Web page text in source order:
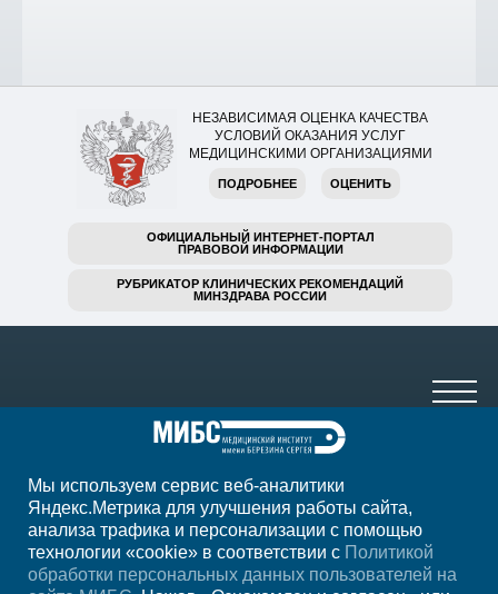
НЕЗАВИСИМАЯ ОЦЕНКА КАЧЕСТВА
УСЛОВИЙ ОКАЗАНИЯ УСЛУГ
МЕДИЦИНСКИМИ ОРГАНИЗАЦИЯМИ
ПОДРОБНЕЕ ОЦЕНИТЬ
ОФИЦИАЛЬНЫЙ ИНТЕРНЕТ-ПОРТАЛ
ПРАВОВОЙ ИНФОРМАЦИИ
РУБРИКАТОР КЛИНИЧЕСКИХ РЕКОМЕНДАЦИЙ
МИНЗДРАВА РОССИИ
+7 (3435) 331-332
ежедн. 7:00-22:00
Мы используем сервис веб-аналитики
Яндекс.Метрика для улучшения работы сайта,
анализа трафика и персонализации с помощью
технологии «cookie» в соответствии с Политикой
обработки персональных данных пользователей на